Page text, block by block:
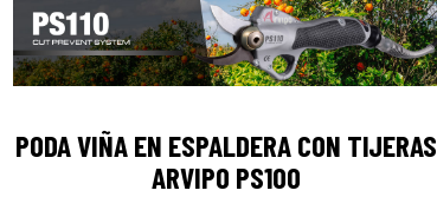
PODA VIÑA EN ESPALDERA CON TIJERAS
ARVIPO PS100